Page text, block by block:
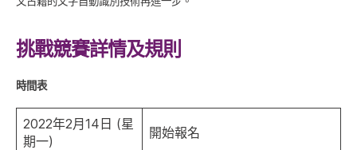
挑戰競賽詳情及規則
時間表
2022年2月14日 (星
期一)
開始報名